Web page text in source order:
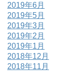
2019年6月
2019年5月
2019年3月
2019年2月
2019年1月
2018年12月
2018年11月